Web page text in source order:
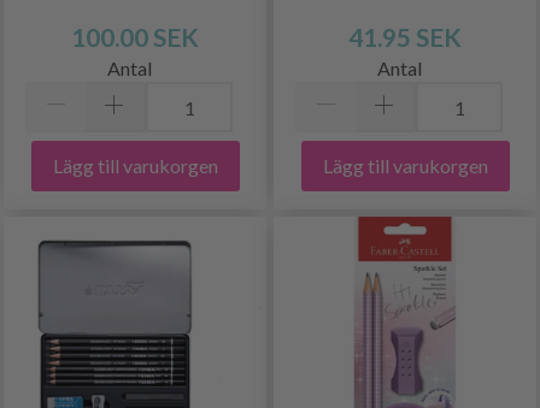
100.00 SEK
Antal
Lägg till varukorgen
41.95 SEK
Antal
Lägg till varukorgen